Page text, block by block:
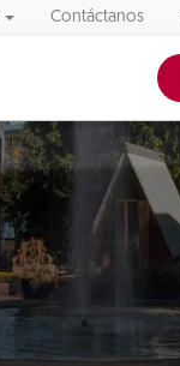
Contáctanos